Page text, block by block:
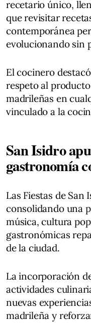
recetario único,
que revisitar
contemporánea
evolucionando sin
El cocinero
respeto al
madrileñas en
vinculado a la
San Isidro
gastronomía
Las Fiestas de
consolidando una
música, cultura
gastronómicas
de la ciudad.
La incorporación
actividades
nuevas
madrileña y